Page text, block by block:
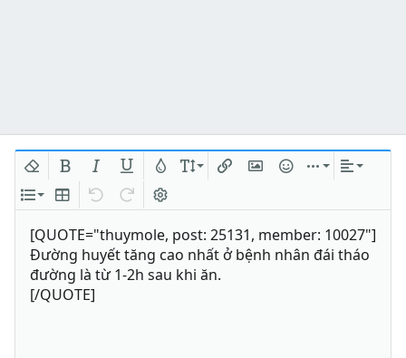
Xóa định dạng
In đậmIn nghiêng
Gạch chân
Màu chữ
Danh sách
Insert table
Quay lại
Làm lạiBật/tắt BB code
[QUOTE="thuymole, post: 25131, member: 10027"]
Đường huyết tăng cao nhất ở bệnh nhân đái tháo
đường là từ 1-2h sau khi ăn.
[/QUOTE]